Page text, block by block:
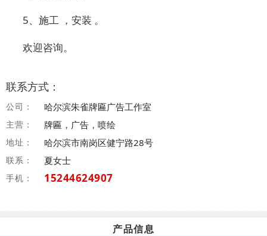
5、施工 ，安装 。
欢迎咨询。
联系方式：
公司： 哈尔滨朱雀牌匾广告工作室
主营： 牌匾，广告，喷绘
地址： 哈尔滨市南岗区健宁路28号
联系： 夏女士
手机： 15244624907
产品信息